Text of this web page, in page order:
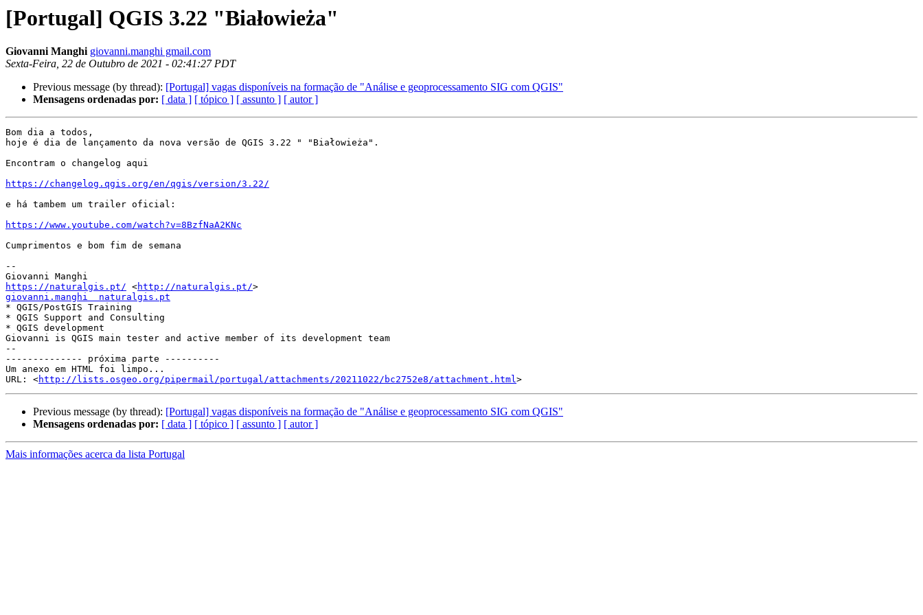
[Portugal] QGIS 3.22 "Białowieża"
Giovanni Manghi giovanni.manghi gmail.com
Sexta-Feira, 22 de Outubro de 2021 - 02:41:27 PDT
Previous message (by thread): [Portugal] vagas disponíveis na formação de "Análise e geoprocessamento SIG com QGIS"
Mensagens ordenadas por: [ data ] [ tópico ] [ assunto ] [ autor ]
Bom dia a todos,
hoje é dia de lançamento da nova versão de QGIS 3.22 " "Białowieża".
Encontram o changelog aqui
https://changelog.qgis.org/en/qgis/version/3.22/
e há tambem um trailer oficial:
https://www.youtube.com/watch?v=8BzfNaA2KNc
Cumprimentos e bom fim de semana
--
https://naturalgis.pt/ <http://naturalgis.pt/
giovanni.manghi  naturalgis.pt
* QGIS/PostGIS Training
* QGIS Support and Consulting
* QGIS development
Giovanni is QGIS main tester and active member of its development team
--
-------------- próxima parte ----------
Um anexo em HTML foi limpo...
URL: <http://lists.osgeo.org/pipermail/portugal/attachments/20211022/bc2752e8/attachment.html
Previous message (by thread): [Portugal] vagas disponíveis na formação de "Análise e geoprocessamento SIG com QGIS"
Mensagens ordenadas por: [ data ] [ tópico ] [ assunto ] [ autor ]
Mais informações acerca da lista Portugal